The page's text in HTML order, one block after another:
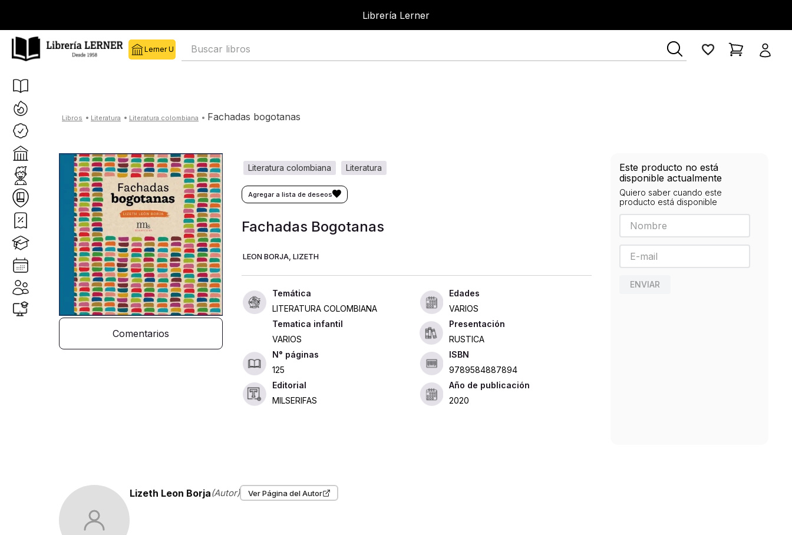
Librería Lerner
Buscar libros
literatura literatura colombiana fachadas bogotanas
Comentarios
literatura
literatura colombiana
Fachadas Bogotanas
LEON BORJA, LIZETH
LITERATURA COLOMBIANA
Edades
VARIOS
Tematica infantil
VARIOS
Presentación
RUSTICA
125
ISBN
9789584887894
Editorial
MILSERIFAS
Año de publicación
2020
Este producto no está
disponible actualmente
Quiero saber cuando este
producto está disponible
ENVIAR
Lizeth Leon Borja(Autor) Ver Página del Autor